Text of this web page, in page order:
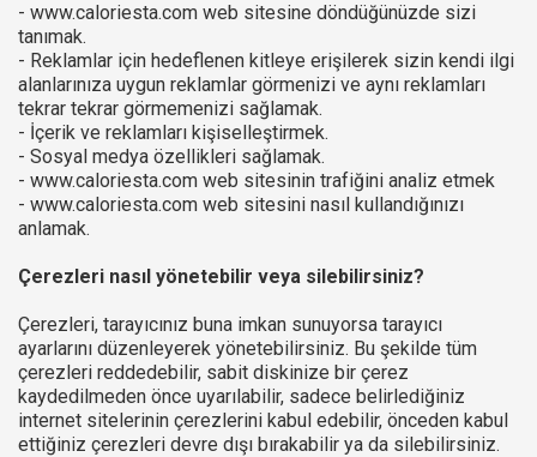
- www.caloriesta.com web sitesine döndüğünüzde sizi
tanımak.
- Reklamlar için hedeflenen kitleye erişilerek sizin kendi ilgi
alanlarınıza uygun reklamlar görmenizi ve aynı reklamları
tekrar tekrar görmemenizi sağlamak.
- İçerik ve reklamları kişiselleştirmek.
- Sosyal medya özellikleri sağlamak.
- www.caloriesta.com web sitesinin trafiğini analiz etmek
- www.caloriesta.com web sitesini nasıl kullandığınızı
anlamak.
Çerezleri nasıl yönetebilir veya silebilirsiniz?
Çerezleri, tarayıcınız buna imkan sunuyorsa tarayıcı
ayarlarını düzenleyerek yönetebilirsiniz. Bu şekilde tüm
çerezleri reddedebilir, sabit diskinize bir çerez
kaydedilmeden önce uyarılabilir, sadece belirlediğiniz
internet sitelerinin çerezlerini kabul edebilir, önceden kabul
ettiğiniz çerezleri devre dışı bırakabilir ya da silebilirsiniz.